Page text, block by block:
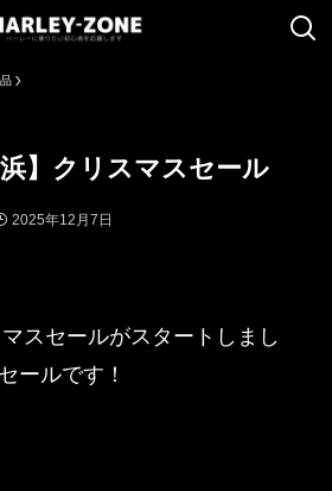
浜】クリスマスセール
2025年12月7日
スセールがスタートしまし
ールです！